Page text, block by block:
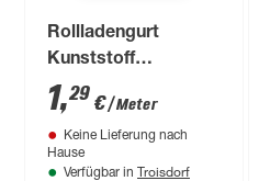
Rollladengurt
Kunststoff
Meterware grau 1,5
cm
1,29 €/ Meter
Keine Lieferung nach
Hause
Verfügbar in Troisdorf